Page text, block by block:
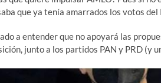
que ya tenía amarrados los votos
a entender que no apoyará las
junto a los partidos PAN y PRD (y